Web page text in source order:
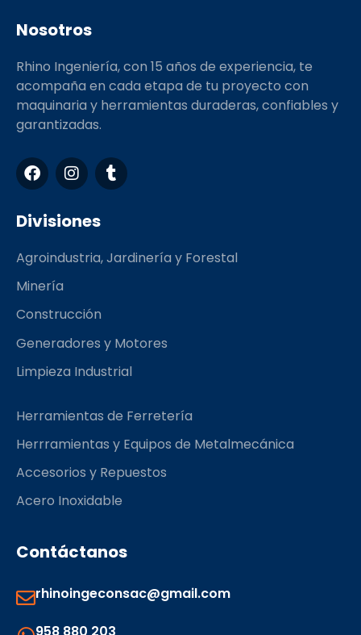
Nosotros
Rhino Ingeniería, con 15 años de experiencia, te
acompaña en cada etapa de tu proyecto con
maquinaria y herramientas duraderas, confiables y
garantizadas.
F
a
c
e
b
o
k
I
n
s
t
a
r
T
u
m
Divisiones
Agroindustria, Jardinería y Forestal
Minería
Construcción
Generadores y Motores
Limpieza Industrial
Herramientas de Ferretería
Herrramientas y Equipos de Metalmecánica
Accesorios y Repuestos
Acero Inoxidable
Contáctanos
rhinoingeconsac@gmail.com
958 880 203